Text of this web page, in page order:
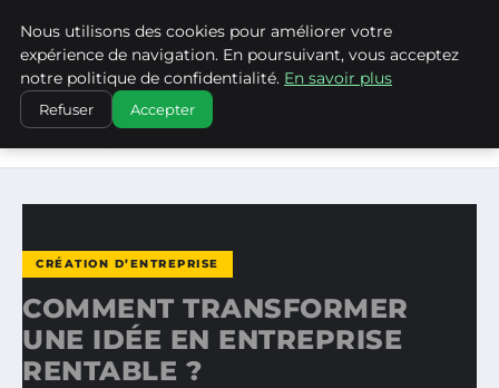
LA VANGUARDIA DEL SUR
ACCUEIL
CRÉATION D’ENTREPRISE
COMMENT TRANSFORMER UNE IDÉE EN ENTREPRISE
CRÉATION D’ENTREPRISE
COMMENT TRANSFORMER
UNE IDÉE EN ENTREPRISE
RENTABLE ?
Nous utilisons des cookies pour améliorer votre
expérience de navigation. En poursuivant, vous acceptez
notre politique de confidentialité. En savoir plus
Refuser Accepter